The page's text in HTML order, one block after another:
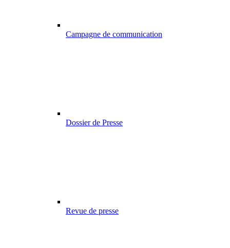
Campagne de communication
Dossier de Presse
Revue de presse